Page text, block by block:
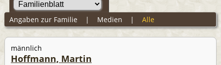
Angaben zur Familie | Medien | Alle
männlich
Hoffmann, Martin